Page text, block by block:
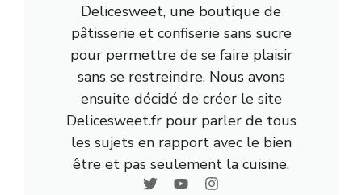
Delicesweet, une boutique de
pâtisserie et confiserie sans sucre
pour permettre de se faire plaisir
sans se restreindre. Nous avons
ensuite décidé de créer le site
Delicesweet.fr pour parler de tous
les sujets en rapport avec le bien
être et pas seulement la cuisine.